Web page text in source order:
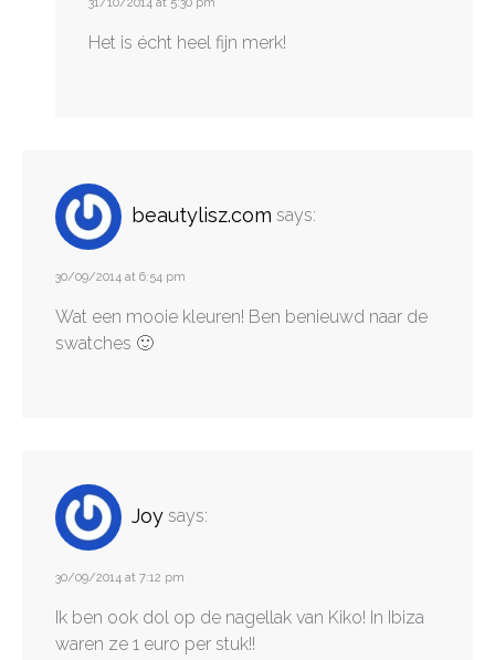
31/10/2014 at 5:30 pm
Het is écht heel fijn merk!
beautylisz.com says:
30/09/2014 at 6:54 pm
Wat een mooie kleuren! Ben benieuwd naar de
swatches 🙂
Joy says:
30/09/2014 at 7:12 pm
Ik ben ook dol op de nagellak van Kiko! In Ibiza
waren ze 1 euro per stuk!!